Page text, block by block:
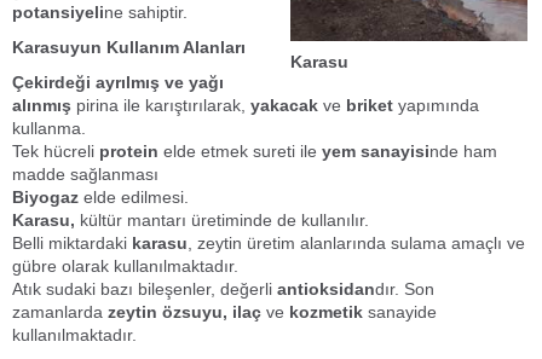
Karasu
potansiyeline sahiptir.
Karasuyun Kullanım Alanları
Çekirdeği ayrılmış ve yağı
alınmış pirina ile karıştırılarak, yakacak ve briket yapımında
kullanma.
Tek hücreli protein elde etmek sureti ile yem sanayisinde ham
madde sağlanması
Biyogaz elde edilmesi.
Karasu, kültür mantarı üretiminde de kullanılır.
Belli miktardaki karasu , zeytin üretim alanlarında sulama amaçlı ve
gübre olarak kullanılmaktadır.
Atık sudaki bazı bileşenler, değerli antioksidandır. Son
zamanlarda zeytin özsuyu, ilaç ve kozmetik sanayide
kullanılmaktadır.